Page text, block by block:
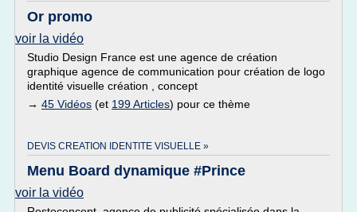
Or promo
voir la vidéo
Studio Design France est une agence de création
graphique agence de communication pour création de logo
identité visuelle création , concept
→ 45 Vidéos (et 199 Articles) pour ce thème
DEVIS CREATION IDENTITE VISUELLE »
Menu Board dynamique #Prince
voir la vidéo